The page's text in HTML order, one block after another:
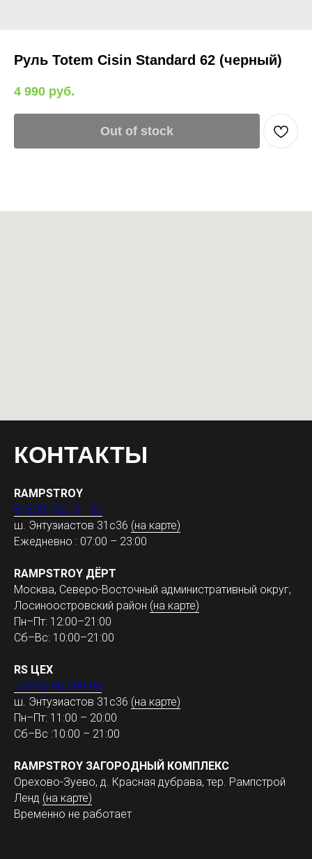
Руль Totem Cisin Standard 62 (черный)
4 990 руб.
Out of stock
КОНТАКТЫ
RAMPSTROY
8 (800) 250-51-06
ш. Энтузиастов 31с36 (на карте)
Ежедневно : 07:00 – 23:00
RAMPSTROY ДЁРТ
Москва, Северо-Восточный административный округ,
Лосиноостровский район (на карте)
Пн–Пт: 12:00–21:00
Сб–Вс: 10:00–21:00
RS ЦЕХ
7 (993) 603 89-05
ш. Энтузиастов 31с36 (на карте)
Пн–Пт: 11:00 – 20:00
Сб–Вс :10:00 – 21:00
RAMPSTROY ЗАГОРОДНЫЙ КОМПЛЕКС
Орехово-Зуево, д. Красная дубрава, тер. Рампстрой
Ленд (на карте)
Временно не работает